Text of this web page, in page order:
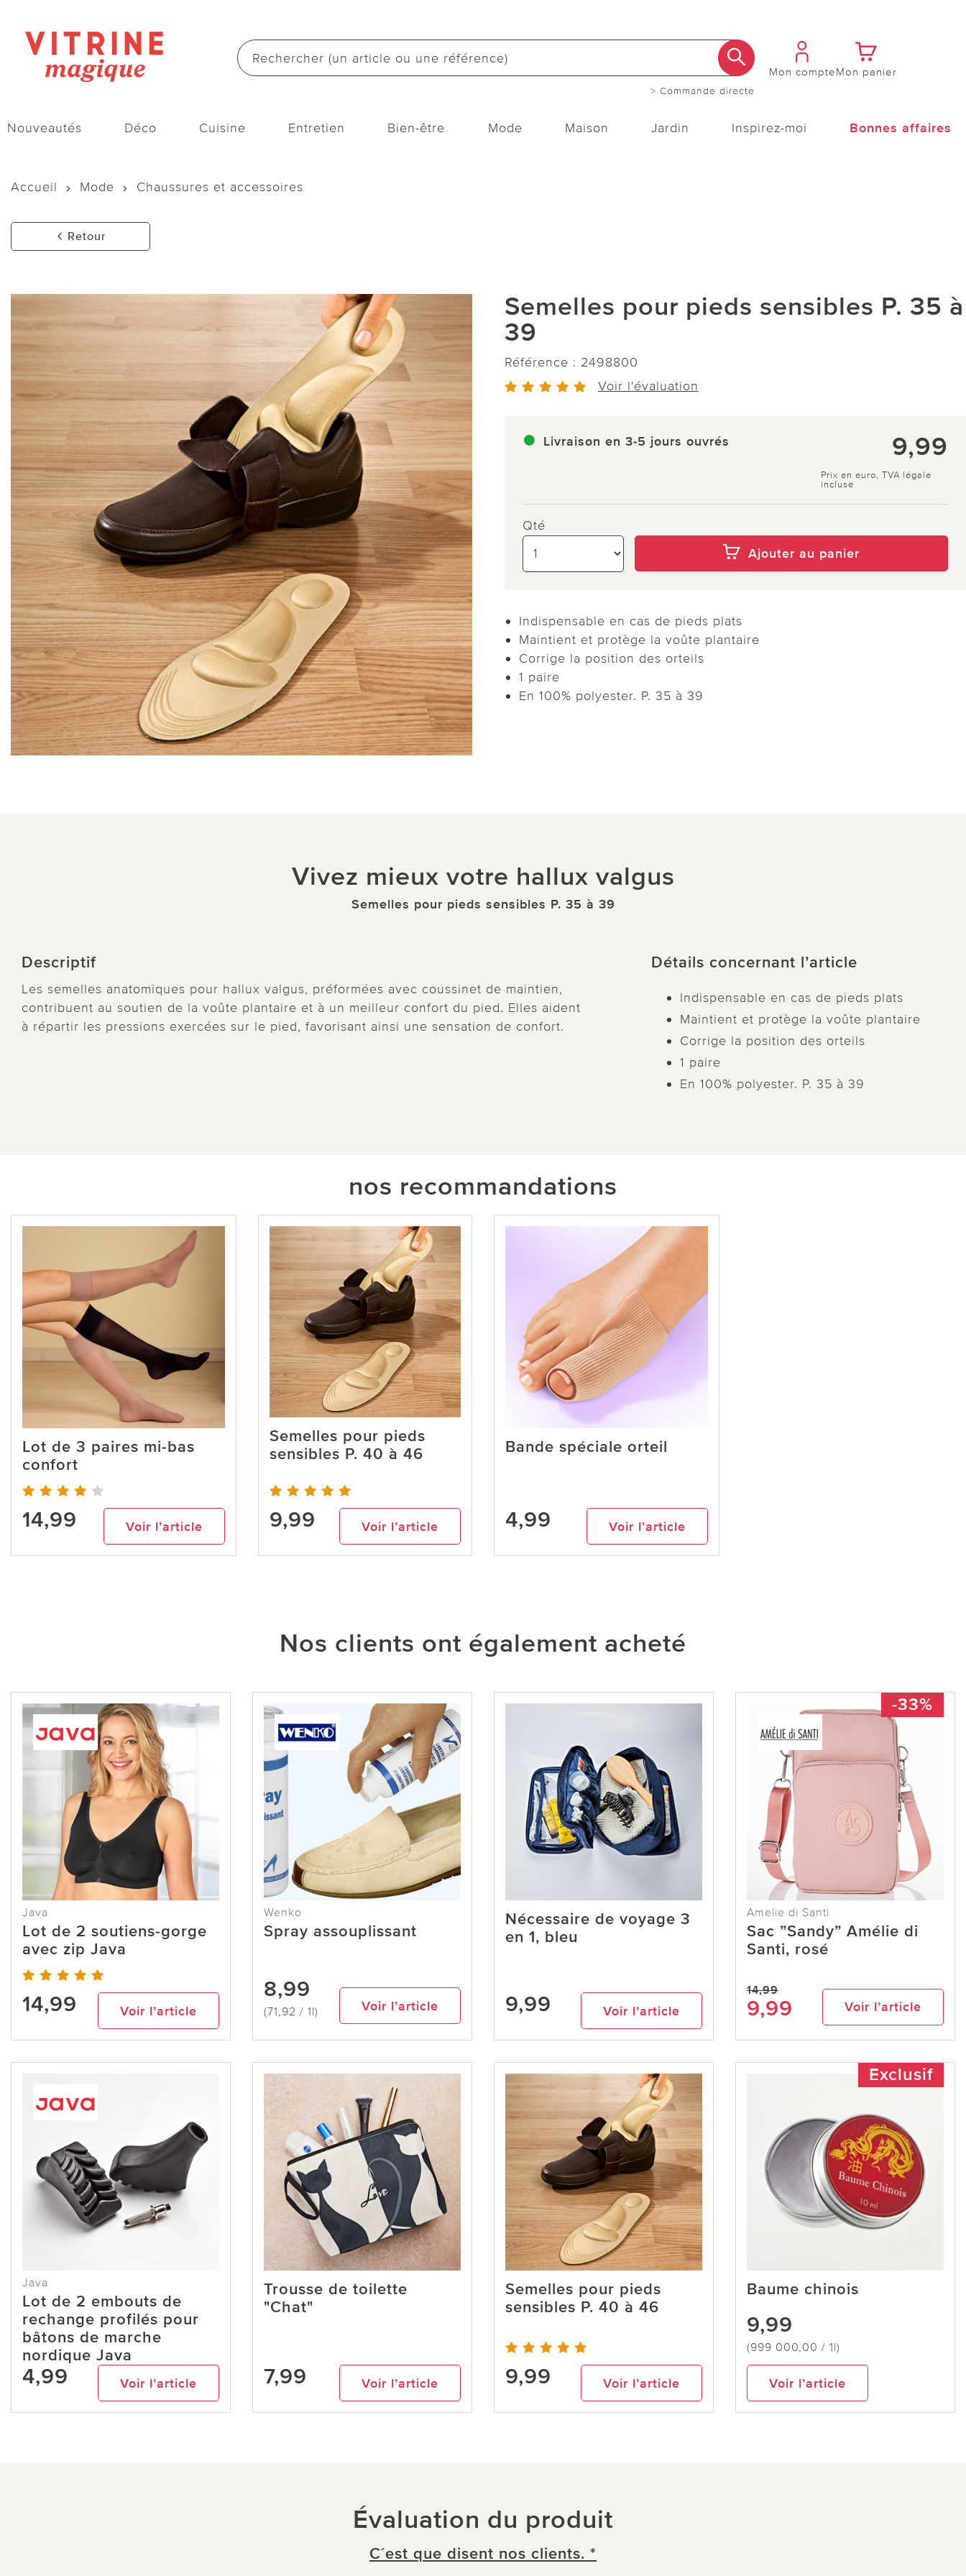
> Commande directe
Mon compteMon panier
Nouveautés Déco Cuisine Entretien Bien-être Mode Maison Jardin Inspirez-moi Bonnes affaires
Accueil Mode Chaussures et accessoires
Retour
Semelles pour pieds sensibles P. 35 à
39
Référence : 2498800
Voir l'évaluation
Livraison en 3-5 jours ouvrés 9,99
Prix en euro, TVA légale
incluse
Qté
Ajouter au panier
Indispensable en cas de pieds plats
Maintient et protège la voûte plantaire
Corrige la position des orteils
1 paire
En 100% polyester. P. 35 à 39
Vivez mieux votre hallux valgus
Semelles pour pieds sensibles P. 35 à 39
Descriptif
Les semelles anatomiques pour hallux valgus, préformées avec coussinet de maintien,
contribuent au soutien de la voûte plantaire et à un meilleur confort du pied. Elles aident
à répartir les pressions exercées sur le pied, favorisant ainsi une sensation de confort.
Détails concernant l’article
Indispensable en cas de pieds plats
Maintient et protège la voûte plantaire
Corrige la position des orteils
1 paire
En 100% polyester. P. 35 à 39
nos recommandations
Lot de 3 paires mi-bas
confort
14,99 Voir l’article
Semelles pour pieds
sensibles P. 40 à 46
9,99 Voir l’article
Bande spéciale orteil
4,99 Voir l’article
Nos clients ont également acheté
Java
Lot de 2 soutiens-gorge
avec zip Java
14,99 Voir l’article
Wenko
Spray assouplissant
8,99
(71,92 / 1l) Voir l’article
Nécessaire de voyage 3
en 1, bleu
9,99 Voir l’article
-33%
Amelie di Santi
Sac ”Sandy” Amélie di
Santi, rosé
14,99
9,99 Voir l’article
Java
Lot de 2 embouts de
rechange profilés pour
bâtons de marche
nordique Java
4,99 Voir l’article
Trousse de toilette
"Chat"
7,99 Voir l’article
Semelles pour pieds
sensibles P. 40 à 46
9,99 Voir l’article
Exclusif
Baume chinois
9,99
(999 000,00 / 1l)
Voir l’article
Évaluation du produit
C´est que disent nos clients. *